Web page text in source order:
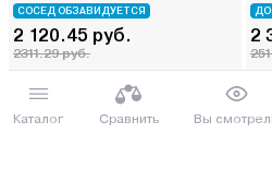
Каталог Сравнить Вы
СОСЕД ОБЗАВИДУЕТСЯ
2 120.45 руб.
2311.29 руб.
от 53 руб. руб./мес.
2